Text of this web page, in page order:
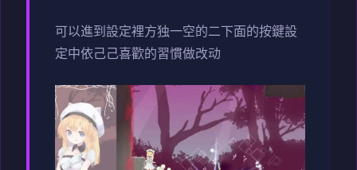
可以進到設定裡方独一空的二下面的按鍵設
定中依己己喜歡的習慣做改动